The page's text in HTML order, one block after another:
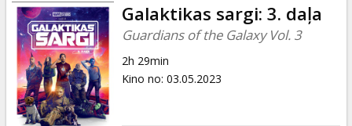
Galaktikas sargi: 3. daļa
Guardians of the Galaxy Vol. 3
2h 29min
Kino no: 03.05.2023